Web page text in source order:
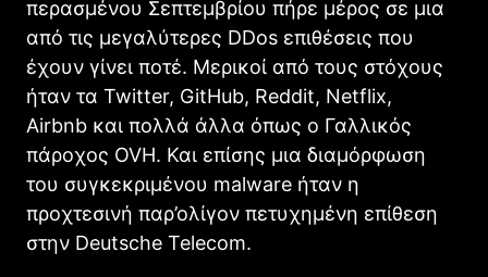
περασμένου Σεπτεμβρίου πήρε μέρος σε μια
από τις μεγαλύτερες DDos επιθέσεις που
έχουν γίνει ποτέ. Μερικοί από τους στόχους
ήταν τα Twitter, GitHub, Reddit, Netflix,
Airbnb και πολλά άλλα όπως ο Γαλλικός
πάροχος OVH. Και επίσης μια διαμόρφωση
του συγκεκριμένου malware ήταν η
προχτεσινή παρ’ολίγον πετυχημένη επίθεση
στην Deutsche Telecom.